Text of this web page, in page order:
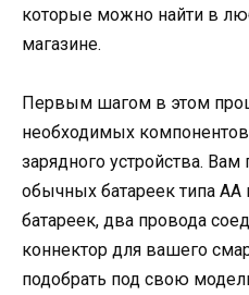
которые можно найти в
магазине.
Первым шагом в этом
необходимых
зарядного устройства. Вам
обычных батареек типа AA
батареек, два провода
коннектор для вашего
подобрать под свою